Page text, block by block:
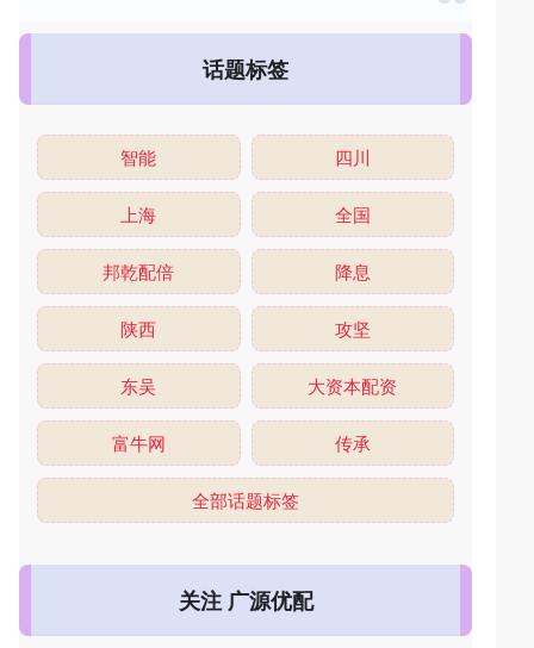
话题标签
智能 四川
上海 全国
邦乾配倍 降息
陕西 攻坚
东吴 大资本配资
富牛网 传承
全部话题标签
关注 广源优配